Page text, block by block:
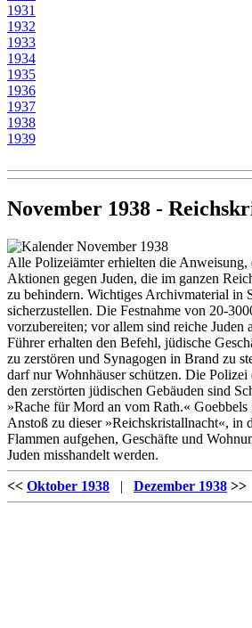
1931
1932
1933
1934
1935
1936
1937
1938
1939
November 1938 -
Alle Polizeiämter erhielten die Anweisung,
Aktionen gegen Juden, die im ganzen
zu behindern. Wichtiges Archivmaterial in
sicherzustellen. Die Festnahme von 20-
vorzubereiten; vor allem sind reiche Juden
Führer erhalten den Befehl, jüdische
zu zerstören und Synagogen in Brand zu
darf nur Wohnhäuser schützen. Die
den zerstörten jüdischen Gebäuden sind
»Rache für Mord an vom Rath.« Goebbels
Anstoß zu dieser »Reichskristallnacht«, in
Flammen aufgehen, Geschäfte und
Juden misshandelt werden.
<< Oktober 1938 | Dezember 1938 >>